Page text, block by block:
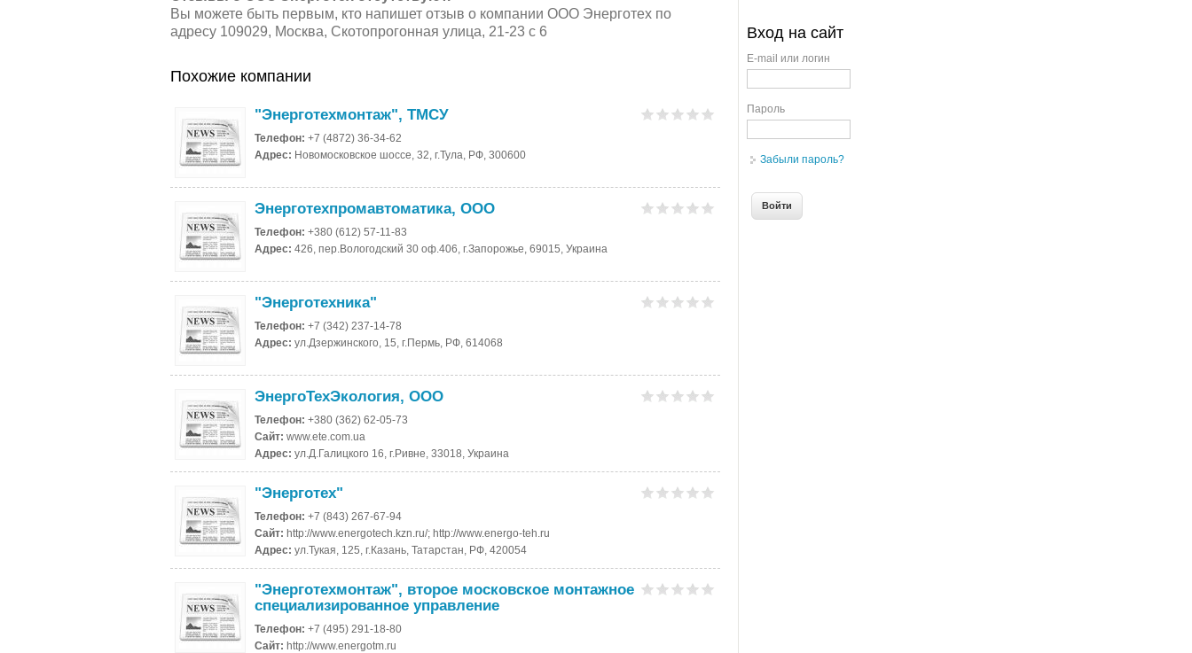
Вы можете быть первым, кто напишет отзыв о компании ООО Энерготех по
адресу 109029, Москва, Скотопрогонная улица, 21-23 с 6
Похожие компании
"Энерготехмонтаж", ТМСУ
Телефон: +7 (4872) 36-34-62
Адрес: Новомосковское шоссе, 32, г.Тула, РФ, 300600
Энерготехпромавтоматика, ООО
Телефон: +380 (612) 57-11-83
Адрес: 426, пер.Вологодский 30 оф.406, г.Запорожье, 69015, Украина
"Энерготехника"
Телефон: +7 (342) 237-14-78
Адрес: ул.Дзержинского, 15, г.Пермь, РФ, 614068
ЭнергоТехЭкология, ООО
Телефон: +380 (362) 62-05-73
Сайт: www.ete.com.ua
Адрес: ул.Д.Галицкого 16, г.Ривне, 33018, Украина
"Энерготех"
Телефон: +7 (843) 267-67-94
Сайт: http://www.energotech.kzn.ru/; http://www.energo-teh.ru
Адрес: ул.Тукая, 125, г.Казань, Татарстан, РФ, 420054
"Энерготехмонтаж", второе московское монтажное
специализированное управление
Телефон: +7 (495) 291-18-80
Сайт: http://www.energotm.ru
Вход на сайт
E-mail или логин
Пароль
Забыли пароль?